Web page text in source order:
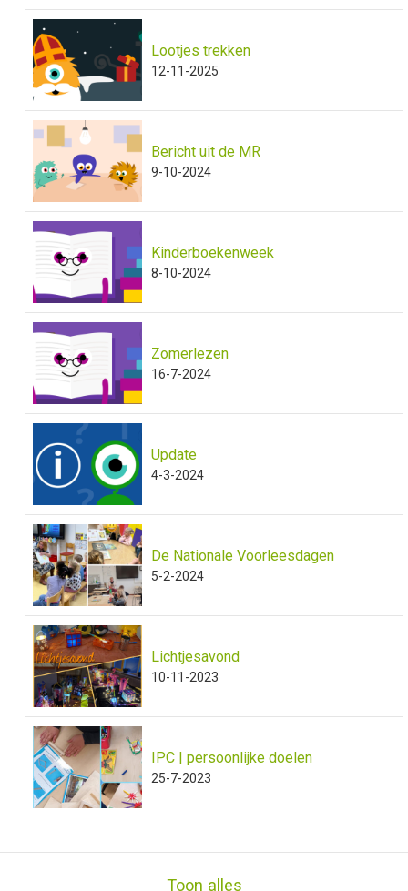
Lootjes trekken
12-11-2025
Bericht uit de MR
9-10-2024
Kinderboekenweek
8-10-2024
Zomerlezen
16-7-2024
Update
4-3-2024
De Nationale Voorleesdagen
5-2-2024
Lichtjesavond
10-11-2023
IPC | persoonlijke doelen
25-7-2023
Toon alles